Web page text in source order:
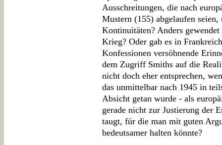
Ausschreitungen, die nach
Mustern (155) abgelaufen
Kontinuitäten? Anders
Krieg? Oder gab es in
Konfessionen versöhnende
dem Zugriff Smiths auf die
nicht doch eher entsprechen,
das unmittelbar nach 1945 in
Absicht getan wurde - als
gerade nicht zur Justierung der
taugt, für die man mit guten
bedeutsamer halten könnte?